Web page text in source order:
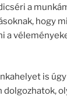
a
hogy
a
is
dolgozhatok,